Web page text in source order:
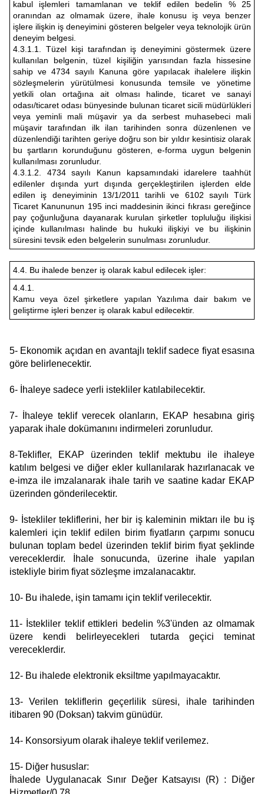
Sizlere daha iyi bir hizmet sunabilmek için İnternet
Sitemizde kendimize ve üçüncü kişilere ait çerezler
kullanılmaktadır. Bu çerezler vasıtasıyla çeşitli kişisel
verileriniz işlenmekte olup gerekli olan çerezler bilgi
toplumu hizmetlerinin sunulması amacıyla
kullanılmaktadır. Diğer çerezler, sitemizin daha işlevsel
kılınması ve kişiselleştirilmesi ve sizlere yönelik
reklam/pazarlama faaliyetlerinin yapılması, amaçlarıyla
sınırlı olarak açık rızanız dahilinde kullanılacaktır.
Çerezlere ilişkin tercihlerinizi aşağıda yer alan panel
vasıtasıyla belirleyebilirsiniz. Çerezlere ilişkin detaylı bilgi
için Ayarlar butonuna tıklayabilir,Çerez Bilgilendirme
Metnimiziziyaret edebilirsiniz.
6698 sayılı Kişisel Verilerin Korunması Kanunu uyarınca
hazırlanmış Aydınlatma Metnimizi okumak ve sitemizde
almak için lütfentıklayınız.
kabul işlemleri tamamlanan ve teklif edilen bedelin % 25
oranından az olmamak üzere, ihale konusu iş veya benzer
işlere ilişkin iş deneyimini gösteren belgeler veya teknolojik ürün
deneyim belgesi.
4.3.1.1. Tüzel kişi tarafından iş deneyimini göstermek üzere
kullanılan belgenin, tüzel kişiliğin yarısından fazla hissesine
sahip ve 4734 sayılı Kanuna göre yapılacak ihalelere ilişkin
sözleşmelerin yürütülmesi konusunda temsile ve yönetime
yetkili olan ortağına ait olması halinde, ticaret ve sanayi
odası/ticaret odası bünyesinde bulunan ticaret sicili müdürlükleri
veya yeminli mali müşavir ya da serbest muhasebeci mali
müşavir tarafından ilk ilan tarihinden sonra düzenlenen ve
düzenlendiği tarihten geriye doğru son bir yıldır kesintisiz olarak
bu şartların korunduğunu gösteren, e-forma uygun belgenin
kullanılması zorunludur.
4.3.1.2. 4734 sayılı Kanun kapsamındaki idarelere taahhüt
edilenler dışında yurt dışında gerçekleştirilen işlerden elde
edilen iş deneyiminin 13/1/2011 tarihli ve 6102 sayılı Türk
Ticaret Kanununun 195 inci maddesinin ikinci fıkrası gereğince
pay çoğunluğuna dayanarak kurulan şirketler topluluğu ilişkisi
içinde kullanılması halinde bu hukuki ilişkiyi ve bu ilişkinin
süresini tevsik eden belgelerin sunulması zorunludur.
4.4. Bu ihalede benzer iş olarak kabul edilecek işler:
4.4.1.
Kamu veya özel şirketlere yapılan Yazılıma dair bakım ve
geliştirme işleri benzer iş olarak kabul edilecektir.
5- Ekonomik açıdan en avantajlı teklif sadece fiyat esasına
göre belirlenecektir.
6- İhaleye sadece yerli istekliler katılabilecektir.
7- İhaleye teklif verecek olanların, EKAP hesabına giriş
yaparak ihale dokümanını indirmeleri zorunludur.
8-Teklifler, EKAP üzerinden teklif mektubu ile ihaleye
katılım belgesi ve diğer ekler kullanılarak hazırlanacak ve
e-imza ile imzalanarak ihale tarih ve saatine kadar EKAP
üzerinden gönderilecektir.
9- İstekliler tekliflerini, her bir iş kaleminin miktarı ile bu iş
kalemleri için teklif edilen birim fiyatların çarpımı sonucu
bulunan toplam bedel üzerinden teklif birim fiyat şeklinde
vereceklerdir. İhale sonucunda, üzerine ihale yapılan
istekliyle birim fiyat sözleşme imzalanacaktır.
10- Bu ihalede, işin tamamı için teklif verilecektir.
11- İstekliler teklif ettikleri bedelin %3'ünden az olmamak
üzere kendi belirleyecekleri tutarda geçici teminat
vereceklerdir.
12- Bu ihalede elektronik eksiltme yapılmayacaktır.
13- Verilen tekliflerin geçerlilik süresi, ihale tarihinden
itibaren 90 (Doksan) takvim günüdür.
14- Konsorsiyum olarak ihaleye teklif verilemez.
15- Diğer hususlar:
İhalede Uygulanacak Sınır Değer Katsayısı (R) : Diğer